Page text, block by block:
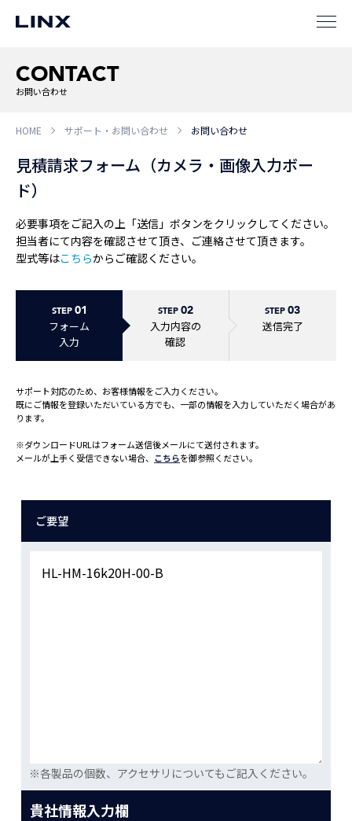
企業情報
CONTACT
お問い合わせ
HOME サポート・お問い合わせ お問い合わせ
見積請求フォーム（カメラ・画像入力ボー
ド）
必要事項をご記入の上「送信」ボタンをクリックしてください。
担当者にて内容を確認させて頂き、ご連絡させて頂きます。
型式等はこちらからご確認ください。
STEP 01
フォーム
入力
STEP 02
入力内容の
確認
STEP 03
送信完了
サポート対応のため、お客様情報をご入力ください。
既にご情報を登録いただいている方でも、一部の情報を入力していただく場合があ
ります。
※ダウンロードURLはフォーム送信後メールにて送付されます。
メールが上手く受信できない場合、 こちらを御参照ください。
ご要望
※各製品の個数、アクセサリについてもご記入ください。
貴社情報入力欄